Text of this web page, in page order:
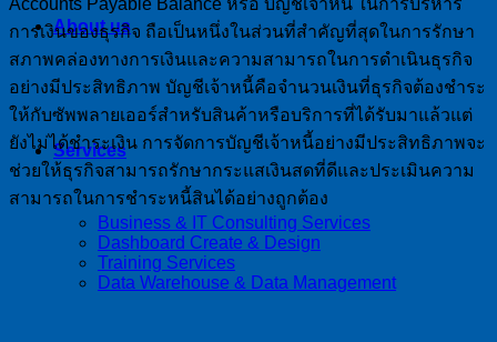
About us
Services
Business & IT Consulting Services
Dashboard Create & Design
Training Services
Data Warehouse & Data Management
Accounts Payable Balance หรือ บัญชีเจ้าหนี้ ในการบริหาร
การเงินของธุรกิจ ถือเป็นหนึ่งในส่วนที่สำคัญที่สุดในการรักษา
สภาพคล่องทางการเงินและความสามารถในการดำเนินธุรกิจ
อย่างมีประสิทธิภาพ บัญชีเจ้าหนี้คือจำนวนเงินที่ธุรกิจต้องชำระ
ให้กับซัพพลายเออร์สำหรับสินค้าหรือบริการที่ได้รับมาแล้วแต่
ยังไม่ได้ชำระเงิน การจัดการบัญชีเจ้าหนี้อย่างมีประสิทธิภาพจะ
ช่วยให้ธุรกิจสามารถรักษากระแสเงินสดที่ดีและประเมินความ
สามารถในการชำระหนี้สินได้อย่างถูกต้อง